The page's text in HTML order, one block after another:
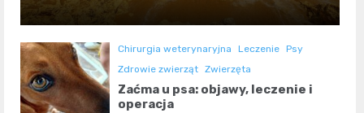
Chirurgia weterynaryjna Leczenie Psy
Zdrowie zwierząt Zwierzęta
Zaćma u psa: objawy, leczenie i
operacja